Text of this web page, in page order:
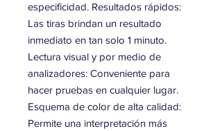
especificidad. Resultados rápidos:
Las tiras brindan un resultado
inmediato en tan solo 1 minuto.
Lectura visual y por medio de
analizadores: Conveniente para
hacer pruebas en cualquier lugar.
Esquema de color de alta calidad:
Permite una interpretación más